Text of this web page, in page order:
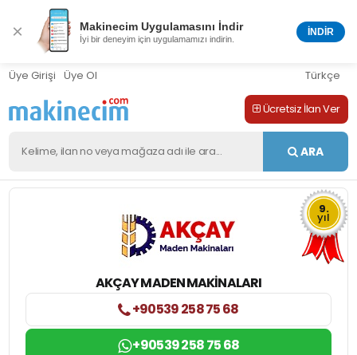
× Makinecim Uygulamasını İndir
İyi bir deneyim için uygulamamızı indirin.
İNDİR
Üye Girişi Üye Ol Türkçe
Ücretsiz İlan Ver
ARA
9.
yıl
AKÇAY MADEN MAKİNALARI
+90539 258 75 68
+90539 258 75 68